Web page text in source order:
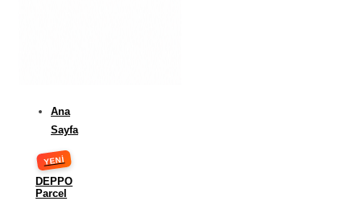
Ana
Sayfa
DEPPO
Parcel